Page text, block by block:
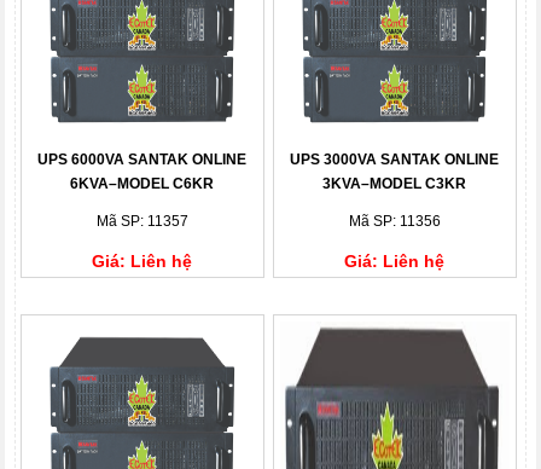
UPS 6000VA SANTAK ONLINE
6KVA–MODEL C6KR
Mã SP: 11357
Giá: Liên hệ
UPS 3000VA SANTAK ONLINE
3KVA–MODEL C3KR
Mã SP: 11356
Giá: Liên hệ